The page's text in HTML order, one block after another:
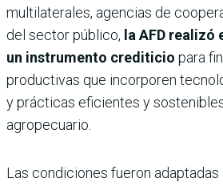
multilaterales, agencias de
del sector público, la AFD
un instrumento crediticio para
productivas que incorporen
y prácticas eficientes y
agropecuario.
Las condiciones fueron